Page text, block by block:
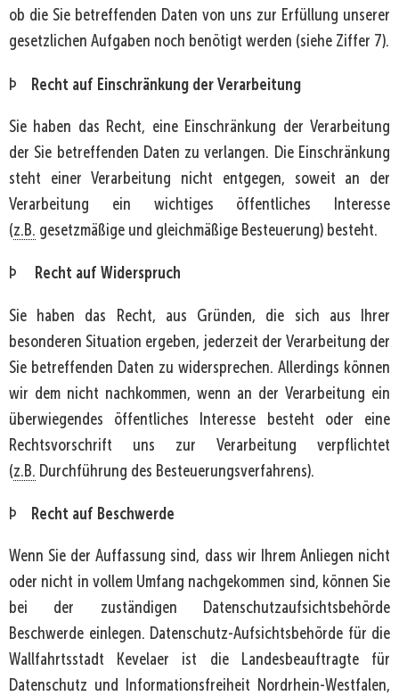
ob die Sie betreffenden Daten von uns zur Erfüllung unserer
gesetzlichen Aufgaben noch benötigt werden (siehe Ziffer 7).
Þ Recht auf Einschränkung der Verarbeitung
Sie haben das Recht, eine Einschränkung der Verarbeitung
der Sie betreffenden Daten zu verlangen. Die Einschränkung
steht einer Verarbeitung nicht entgegen, soweit an der
Verarbeitung ein wichtiges öffentliches Interesse
(z.B. gesetzmäßige und gleichmäßige Besteuerung) besteht.
Þ Recht auf Widerspruch
Sie haben das Recht, aus Gründen, die sich aus Ihrer
besonderen Situation ergeben, jederzeit der Verarbeitung der
Sie betreffenden Daten zu widersprechen. Allerdings können
wir dem nicht nachkommen, wenn an der Verarbeitung ein
überwiegendes öffentliches Interesse besteht oder eine
Rechtsvorschrift uns zur Verarbeitung verpflichtet
(z.B. Durchführung des Besteuerungsverfahrens).
Þ Recht auf Beschwerde
Wenn Sie der Auffassung sind, dass wir Ihrem Anliegen nicht
oder nicht in vollem Umfang nachgekommen sind, können Sie
bei der zuständigen Datenschutzaufsichtsbehörde
Beschwerde einlegen. Datenschutz-Aufsichtsbehörde für die
Wallfahrtsstadt Kevelaer ist die Landesbeauftragte für
Datenschutz und Informationsfreiheit Nordrhein-Westfalen,